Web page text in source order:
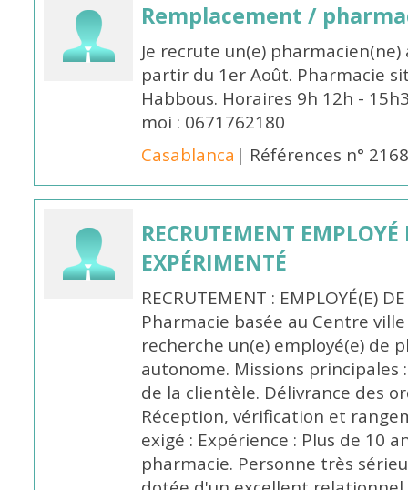
Remplacement /
Je recrute un(e)
partir du 1er Août. Pharmacie
Habbous. Horaires 9h 12h -
moi : 0671762180
Casablanca | Références n°
RECRUTEMENT
EXPÉRIMENTÉ
RECRUTEMENT : EMPLOYÉ(E)
Pharmacie basée au Centre ville
recherche un(e) employé(e) de
autonome. Missions principales
de la clientèle. Délivrance des
Réception, vérification et
exigé : Expérience : Plus de 10
pharmacie. Personne très